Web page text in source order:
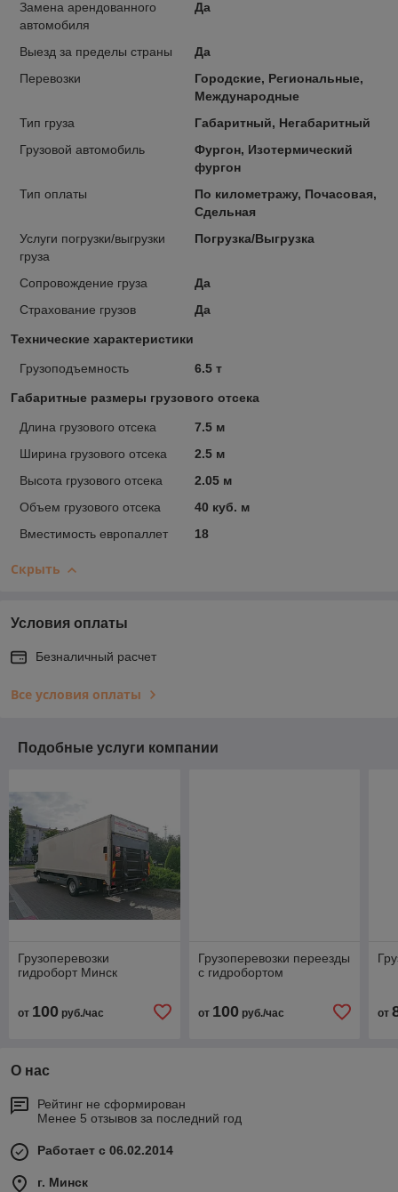
Замена арендованного
автомобиля
Да
Выезд за пределы страны
Да
Перевозки
Городские, Региональные,
Международные
Тип груза
Габаритный, Негабаритный
Грузовой автомобиль
Фургон, Изотермический
фургон
Тип оплаты
По километражу, Почасовая,
Сдельная
Услуги погрузки/выгрузки
груза
Погрузка/Выгрузка
Сопровождение груза
Да
Страхование грузов
Да
Технические характеристики
Грузоподъемность 6.5 т
Габаритные размеры грузового отсека
Длина грузового отсека
7.5 м
Ширина грузового отсека
2.5 м
Высота грузового отсека
2.05 м
Объем грузового отсека
40 куб. м
Вместимость европаллет
18
Скрыть
Условия оплаты
Безналичный расчет
Все условия оплаты
Подобные услуги компании
Грузоперевозки
гидроборт Минск
от 100 руб./час
Грузоперевозки переезды
с гидробортом
от 100руб./час от
О нас
Рейтинг не сформирован
Менее 5 отзывов за последний год
Работает с 06.02.2014
г. Минск